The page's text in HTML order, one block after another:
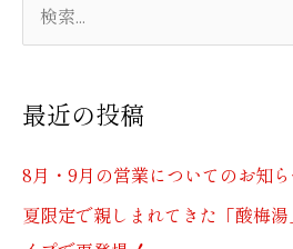
索
象
最近の投稿
8月・9月の営業についてのお知
夏限定で親しまれてきた「酸梅